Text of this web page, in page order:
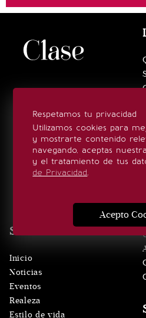
Respetamos tu privacidad
Utilizamos cookies para
y mostrarte contenido
navegando, aceptas
y el tratamiento de tus
de Privacidad.
Acepto
SECCIONES
Inicio
Noticias
Eventos
Realeza
Estilo de vida